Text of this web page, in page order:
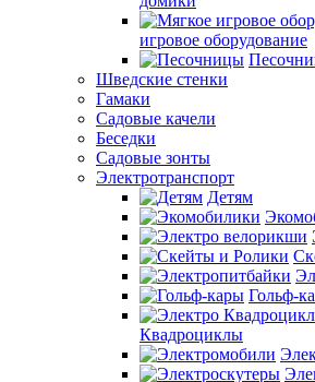
игровое оборудование
Шведские стенки
Гамаки
Садовые качели
Беседки
Садовые зонты
Электротранспорт
Детям
Гольф-
Квадроциклы